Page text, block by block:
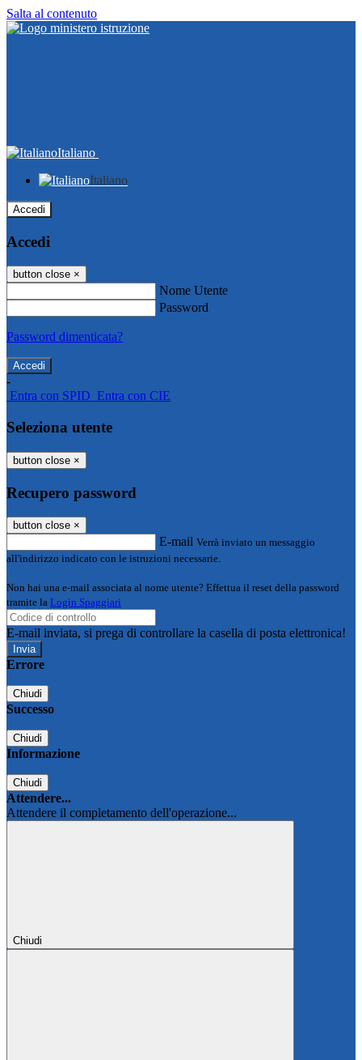
Salta al contenuto
Italiano
Italiano
Accedi
Accedi
button close ×
Nome Utente
Password
Password dimenticata?
-
Entra con SPID Entra con CIE
Seleziona utente
button close ×
Recupero password
button close ×
E-mail Verrà inviato un messaggio
all'indirizzo indicato con le istruzioni necessarie.
Non hai una e-mail associata al nome utente? Effettua il reset della password
tramite la Login Spaggiari
E-mail inviata, si prega di controllare la casella di posta elettronica!
Errore
Chiudi
Successo
Chiudi
Informazione
Chiudi
Attendere...
Attendere il completamento dell'operazione...
Chiudi